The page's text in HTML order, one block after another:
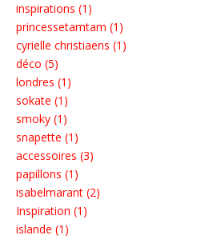
inspirations (1)
princessetamtam (1)
cyrielle christiaens (1)
déco (5)
londres (1)
sokate (1)
smoky (1)
snapette (1)
accessoires (3)
papillons (1)
isabelmarant (2)
Inspiration (1)
islande (1)